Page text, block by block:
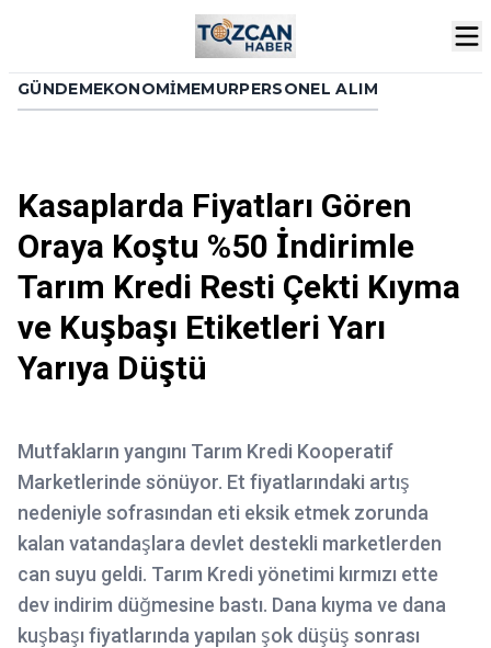
GÜNDEMEKONOMIMEMURPERSONEL ALIM
Kasaplarda Fiyatları Gören
Oraya Koştu %50 İndirimle
Tarım Kredi Resti Çekti Kıyma
ve Kuşbaşı Etiketleri Yarı
Yarıya Düştü
Mutfakların yangını Tarım Kredi Kooperatif
Marketlerinde sönüyor. Et fiyatlarındaki artış
nedeniyle sofrasından eti eksik etmek zorunda
kalan vatandaşlara devlet destekli marketlerden
can suyu geldi. Tarım Kredi yönetimi kırmızı ette
dev indirim düğmesine bastı. Dana kıyma ve dana
kuşbaşı fiyatlarında yapılan şok düşüş sonrası